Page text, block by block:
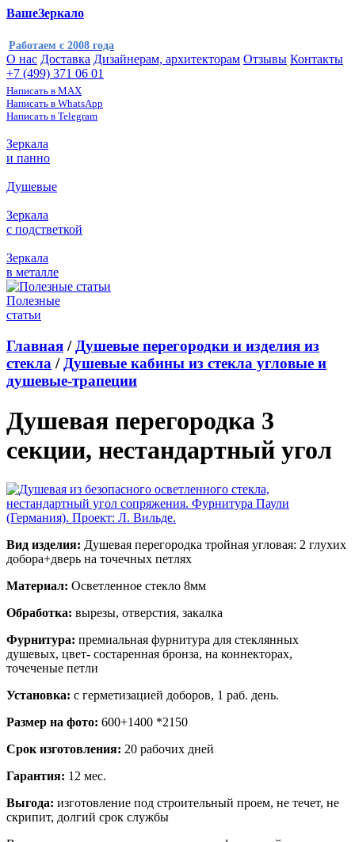
ВашеЗеркало
Работаем с 2008 года
О нас Доставка Дизайнерам, архитекторам Отзывы Контакты
+7 (499) 371 06 01
Написать в MAX
Написать в WhatsApp
Написать в Telegram
Зеркала
и панно
Душевые
Зеркала
с подстветкой
Зеркала
в металле
Полезные
статьи
Главная / Душевые перегородки и изделия из
стекла / Душевые кабины из стекла угловые и
душевые-трапеции
Душевая перегородка 3
секции, нестандартный угол
Вид изделия: Душевая перегородка тройная угловая: 2 глухих
добора+дверь на точечных петлях
Материал: Осветленное стекло 8мм
Обработка: вырезы, отверстия, закалка
Фурнитура: премиальная фурнитура для стеклянных
душевых, цвет- состаренная бронза, на коннекторах,
точеченые петли
Установка: с герметизацией доборов, 1 раб. день.
Размер на фото: 600+1400 *2150
Срок изготовления: 20 рабочих дней
Гарантия: 12 мес.
Выгода: изготовление под строительный проем, не течет, не
скрипит, долгий срок службы